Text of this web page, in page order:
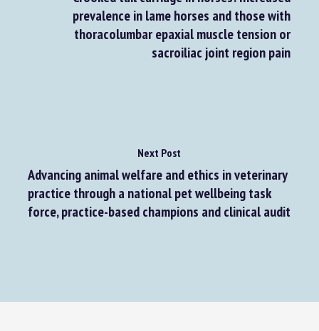
Crooked tail carriage in horses: Increased
prevalence in lame horses and those with
thoracolumbar epaxial muscle tension or
Next Post
Advancing animal welfare and ethics in veterinary
practice through a national pet wellbeing task